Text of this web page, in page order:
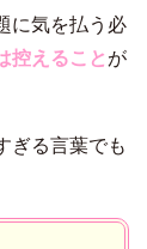
に気を払う必
控えること が
ぎる言葉でも